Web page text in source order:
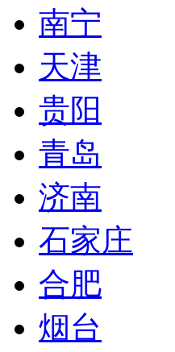
南宁
天津
贵阳
青岛
济南
石家庄
合肥
烟台